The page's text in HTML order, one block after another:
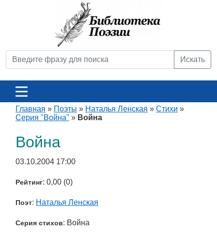
Искать
Главная » Поэты » Наталья Ленская » Стихи »
Серия "Война" » Война
Война
03.10.2004 17:00
Рейтинг: 0,00 (0)
Поэт: Наталья Ленская
Серия стихов: Война